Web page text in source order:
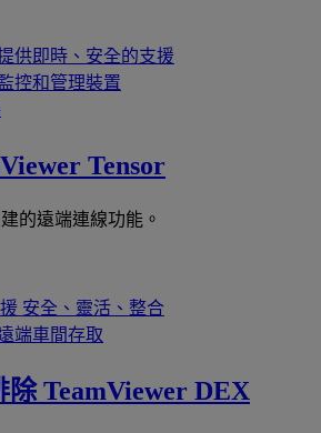
供即時、安全的支援
控和管理裝置
Tensor
的遠端連線功能。
安全、靈活、整合
端車間存取
除 TeamViewer DEX